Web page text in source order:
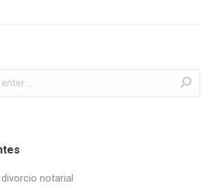
notarial